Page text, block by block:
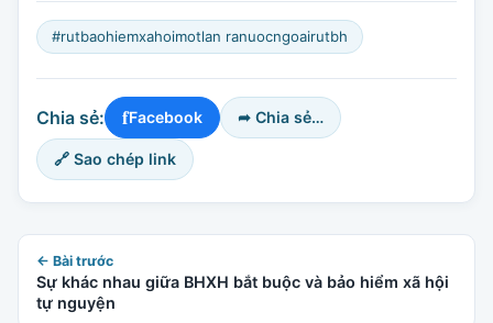
#rutbaohiemxahoimotlan ranuocngoairutbh
Chia sẻ: fFacebook ➦ Chia sẻ…
🔗 Sao chép link
← Bài trước
Sự khác nhau giữa BHXH bắt buộc và bảo hiểm xã hội
tự nguyện